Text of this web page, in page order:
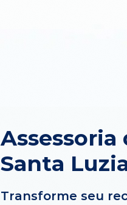
Santa
Transforme seu